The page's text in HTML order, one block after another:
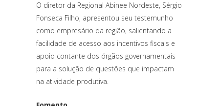
O diretor da Regional Abinee Nordeste, Sérgio
Fonseca Filho, apresentou seu testemunho
como empresário da região, salientando a
facilidade de acesso aos incentivos fiscais e
apoio contante dos órgãos governamentais
para a solução de questões que impactam
na atividade produtiva.